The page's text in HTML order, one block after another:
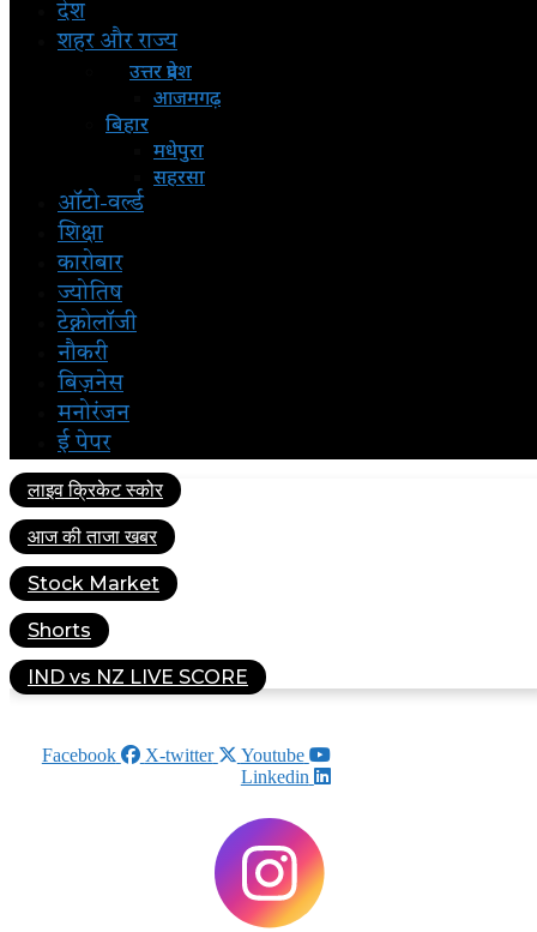
देश
शहर और राज्य
उत्तर प्रदेश
आजमगढ़
बिहार
मधेपुरा
सहरसा
ऑटो-वर्ल्ड
शिक्षा
कारोबार
ज्योतिष
टेक्नोलॉजी
नौकरी
बिज़नेस
मनोरंजन
ई पेपर
लाइव क्रिकेट स्कोर
आज की ताजा खबर
Stock Market
Shorts
IND vs NZ LIVE SCORE
Facebook
X-twitter
Youtube
Linkedin